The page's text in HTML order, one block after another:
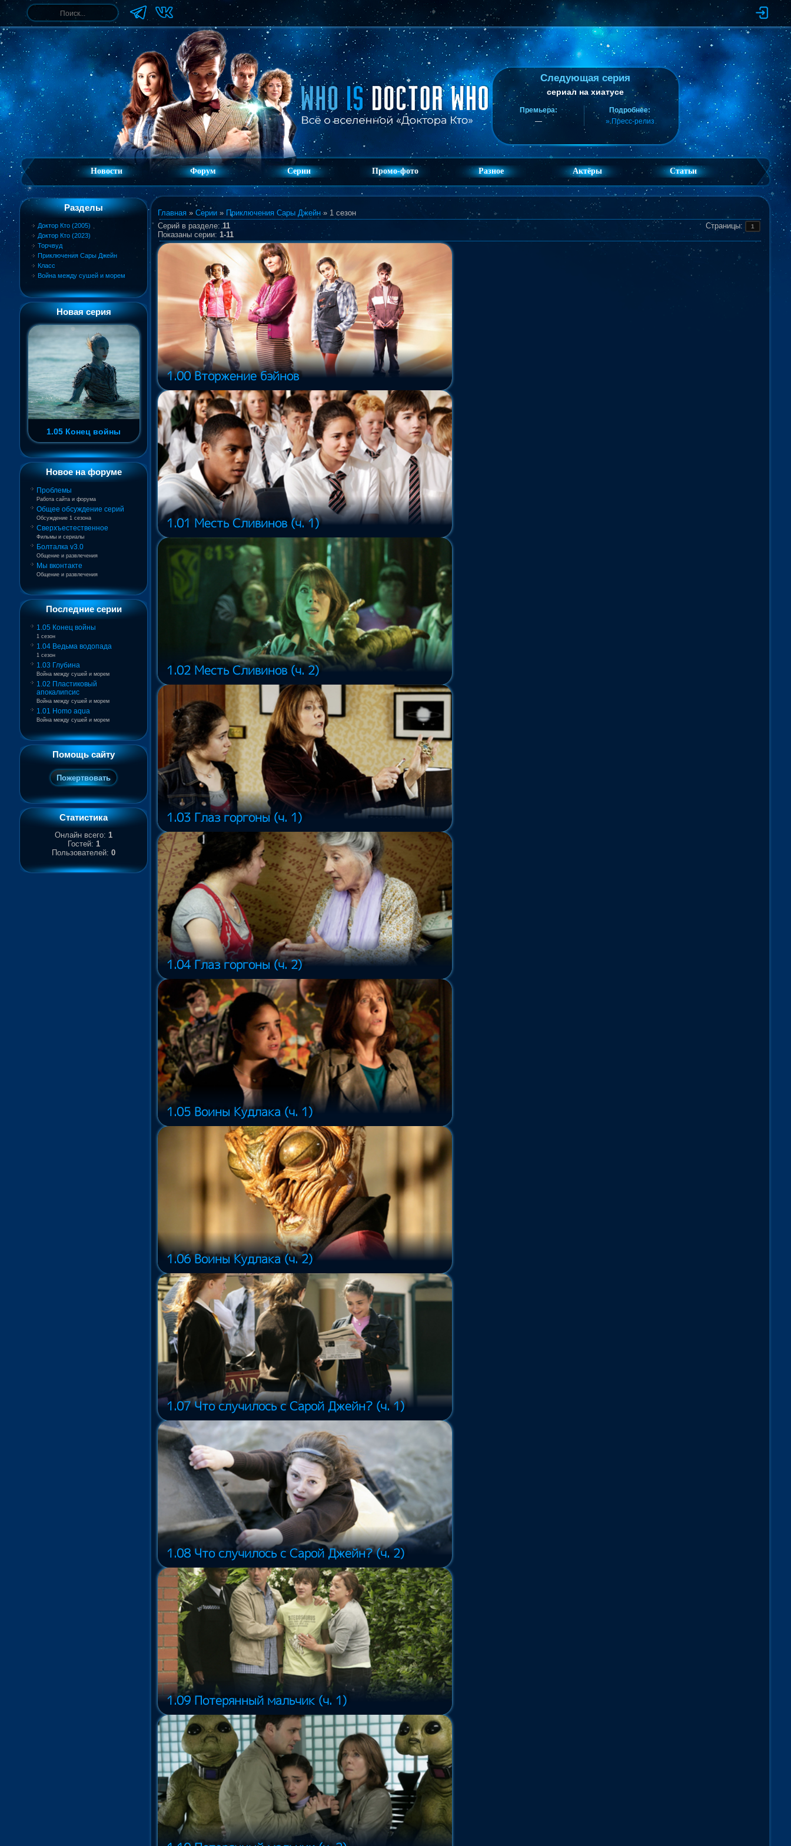
Следующая серия
сериал на хиатусе
Премьера:
—
Подробнее:
» Пресс-релиз
Новости Форум Серии Промо-фото Разное Актёры Статьи
Разделы
Доктор Кто (2005)
Доктор Кто (2023)
Торчвуд
Приключения Сары Джейн
Класс
Война между сушей и морем
Новая серия
1.05 Конец войны
Новое на форуме
Проблемы
Работа сайта и форума
Общее обсуждение серий
Обсуждение 1 сезона
Сверхъестественное
Фильмы и сериалы
Болталка v3.0
Общение и развлечения
Мы вконтакте
Общение и развлечения
Последние серии
1.05 Конец войны
1 сезон
1.04 Ведьма водопада
1 сезон
1.03 Глубина
Война между сушей и морем
1.02 Пластиковый
апокалипсис
Война между сушей и морем
1.01 Homo aqua
Война между сушей и морем
Помощь сайту
Статистика
Онлайн всего: 1
Гостей: 1
Пользователей: 0
Главная » Серии » Приключения Сары Джейн» 1 сезон
Серий в разделе:11
Показаны серии: 1-11
Страницы: 1
1.00 Вторжение бэйнов
1.01 Месть Сливинов (ч. 1)
1.02 Месть Сливинов (ч. 2)
1.03 Глаз горгоны (ч. 1)
1.04 Глаз горгоны (ч. 2)
1.05 Воины Кудлака (ч. 1)
1.06 Воины Кудлака (ч. 2)
1.07 Что случилось с Сарой Джейн? (ч. 1)
1.08 Что случилось с Сарой Джейн? (ч. 2)
1.09 Потерянный мальчик (ч. 1)